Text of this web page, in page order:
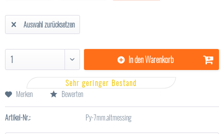
Auswahl zurücksetzen
In denWarenkorb
Sehr geringer Bestand
Merken
Bewerten
Artikel-Nr.: Py-7mm.altmessing